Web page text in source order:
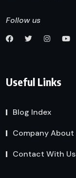
Follow us
Useful Links
Blog Index
Company About
Contact With Us